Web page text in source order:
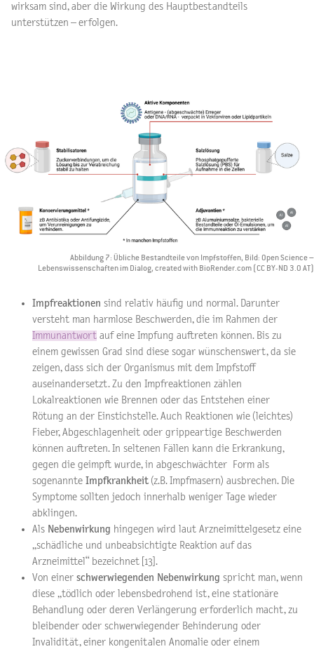
wirksam sind, aber die Wirkung des Hauptbestandteils
unterstützen – erfolgen.
Abbildung 7: Übliche Bestandteile von Impfstoffen, Bild: Open Science –
Lebenswissenschaften im Dialog, created with BioRender.com (CC BY-ND 3.0 AT)
Impfreaktionen sind relativ häufig und normal. Darunter
versteht man harmlose Beschwerden, die im Rahmen der
Immunantwort auf eine Impfung auftreten können. Bis zu
einem gewissen Grad sind diese sogar wünschenswert, da sie
zeigen, dass sich der Organismus mit dem Impfstoff
auseinandersetzt. Zu den Impfreaktionen zählen
Lokalreaktionen wie Brennen oder das Entstehen einer
Rötung an der Einstichstelle. Auch Reaktionen wie (leichtes)
Fieber, Abgeschlagenheit oder grippeartige Beschwerden
können auftreten. In seltenen Fällen kann die Erkrankung,
gegen die geimpft wurde, in abgeschwächter Form als
sogenannte Impfkrankheit (z.B. Impfmasern) ausbrechen. Die
Symptome sollten jedoch innerhalb weniger Tage wieder
abklingen.
Als Nebenwirkung hingegen wird laut Arzneimittelgesetz eine
„schädliche und unbeabsichtigte Reaktion auf das
Arzneimittel“ bezeichnet [13].
Von einer schwerwiegenden Nebenwirkung spricht man, wenn
diese „tödlich oder lebensbedrohend ist, eine stationäre
Behandlung oder deren Verlängerung erforderlich macht, zu
bleibender oder schwerwiegender Behinderung oder
Invalidität, einer kongenitalen Anomalie oder einem